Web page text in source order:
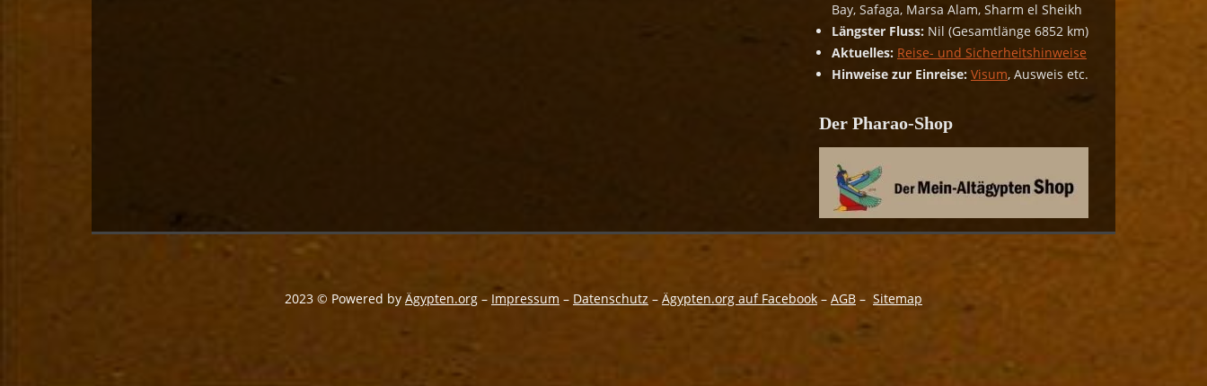
Bay, Safaga, Marsa Alam, Sharm el Sheikh
Längster Fluss: Nil (Gesamtlänge 6852 km)
Aktuelles: Reise- und Sicherheitshinweise
Hinweise zur Einreise: Visum, Ausweis etc.
Der Pharao-Shop
2023 © Powered by Ägypten.org – Impressum – Datenschutz – Ägypten.org auf Facebook – AGB – Sitemap